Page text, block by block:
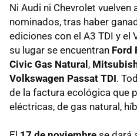
Ni Audi ni Chevrolet vuelven
nominados, tras haber
ediciones con el A3 TDI y el
su lugar se encuentran Ford
Civic Gas Natural,
Volkswagen Passat TDI.
de la factura ecológica que
eléctricas, de gas natural,